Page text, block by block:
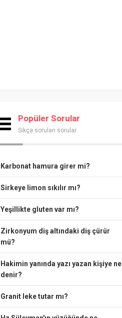
Popüler Sorular
Sıkça sorulan sorular
Karbonat hamura girer mi?
Sirkeye limon sıkılır mı?
Yeşillikte gluten var mı?
Zirkonyum diş altındaki diş çürür
mü?
Hakimin yanında yazı yazan kişiye ne
denir?
Granit leke tutar mı?